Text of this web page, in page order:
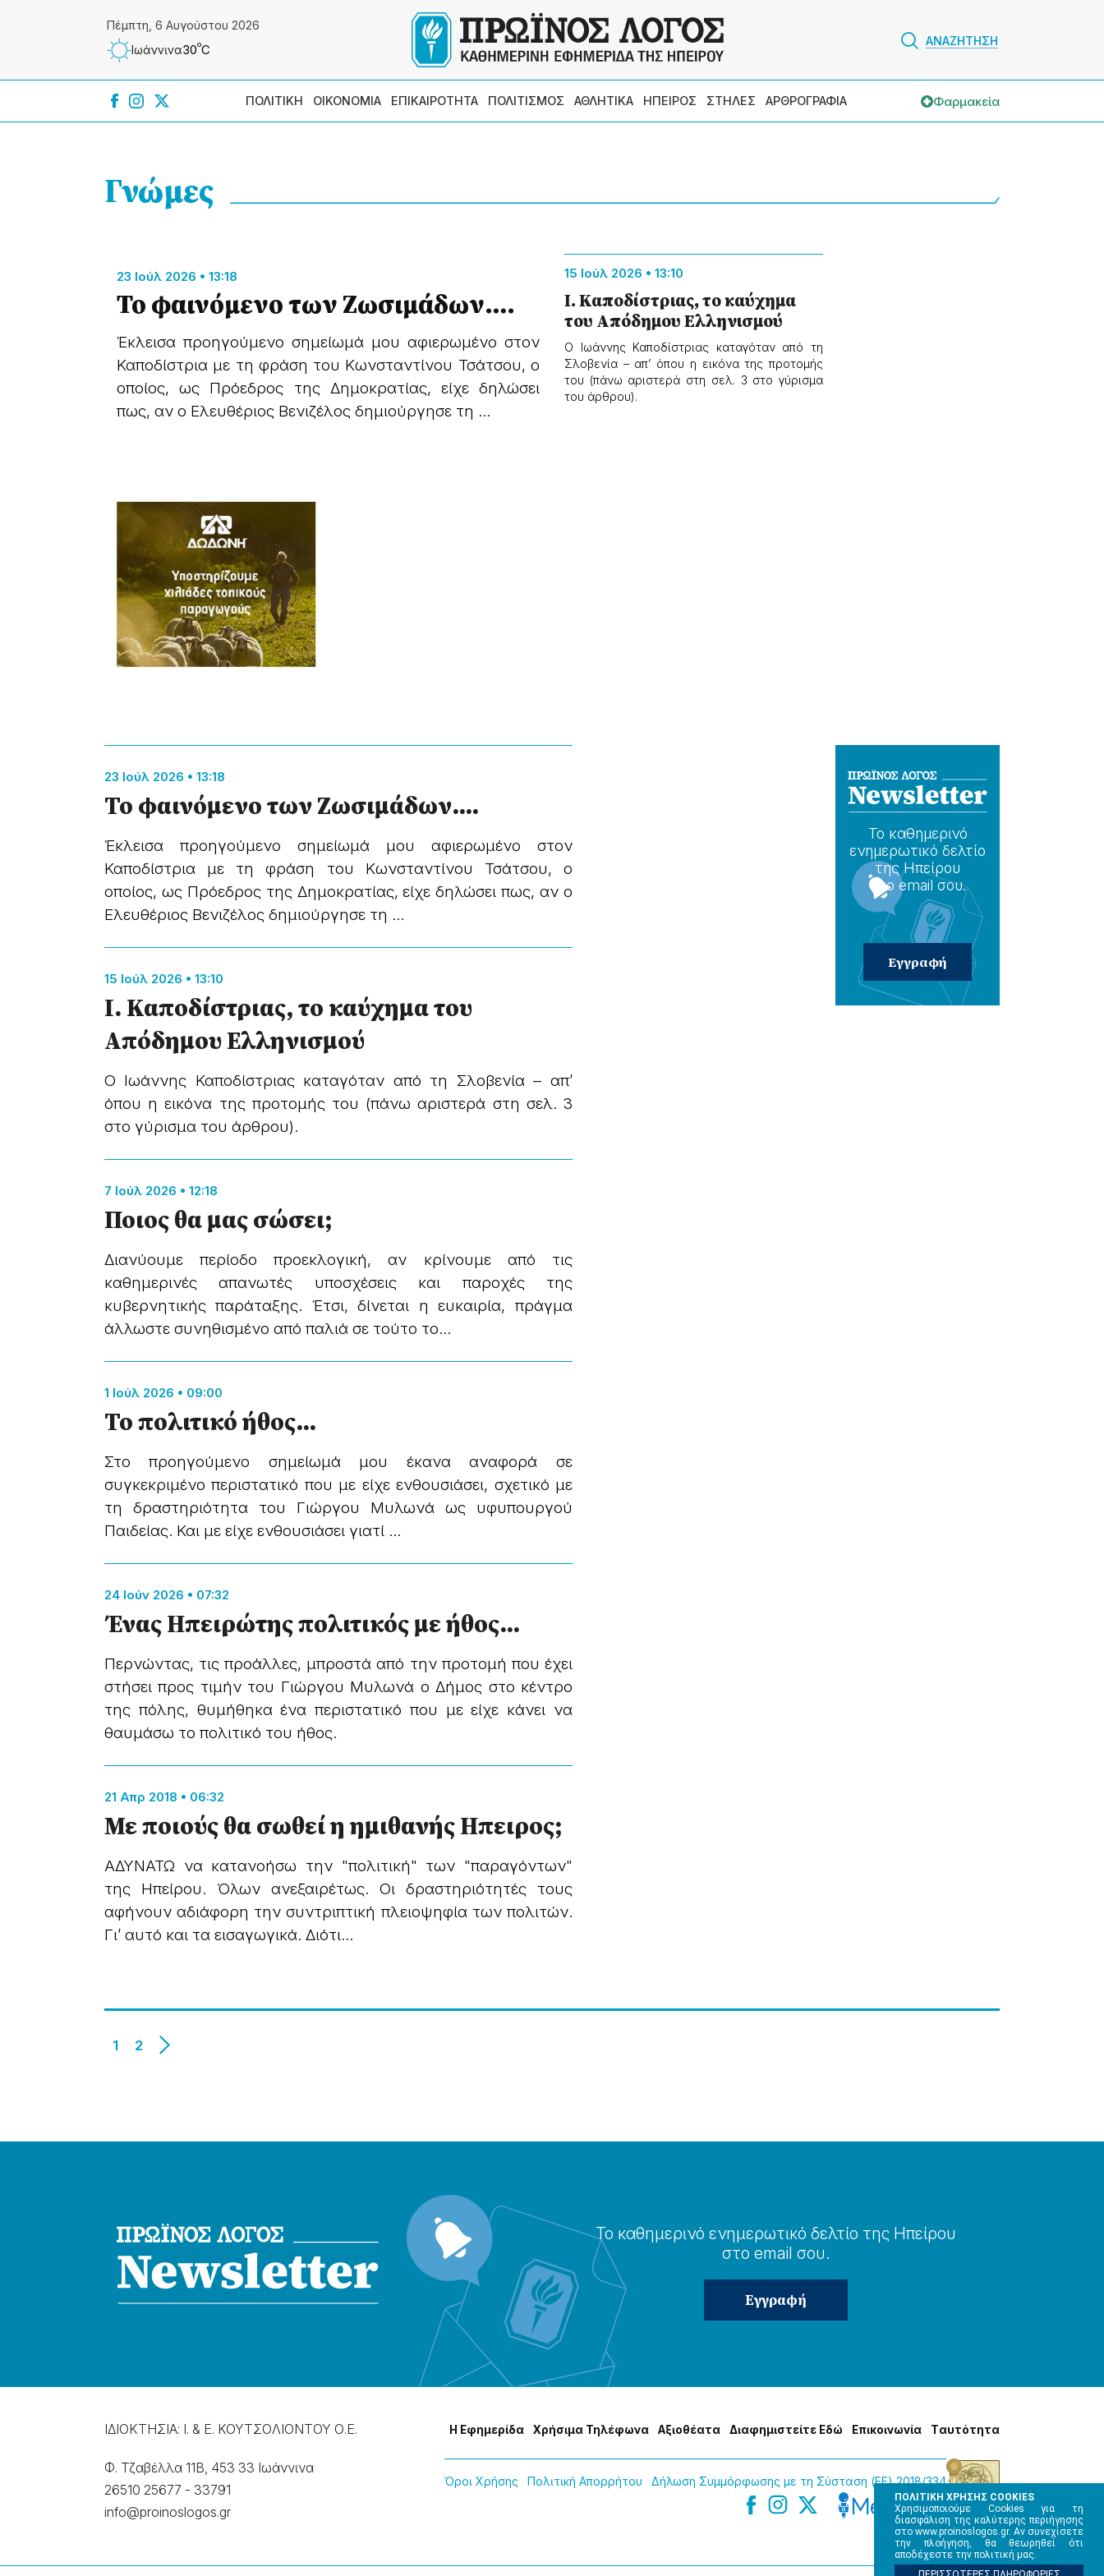
ΠΟΛΙΤΙΚΗ ΧΡΗΣΗΣ COOKIES
Χρησιμοποιούμε Cookies για τη
διασφάλιση της καλύτερης περιήγησης
στο www.proinoslogos.gr. Αν συνεχίσετε
την πλοήγηση, θα θεωρηθεί ότι
αποδέχεστε την πολιτική μας.
Πέμπτη, 6 Αυγούστου 2026
Ιωάννɩνα30ºC
ΑΝΑΖΗΤΗΣΗ
ΠΟΛΙΤΙΚΗ ΟΙΚΟΝΟΜΙΑ ΕΠΙΚΑΙΡΟΤΗΤΑ ΠΟΛΙΤΙΣΜΟΣ ΑΘΛΗΤΙΚΑ ΗΠΕΙΡΟΣ ΣΤΗΛΕΣ ΑΡΘΡΟΓΡΑΦΙΑ Φαρμακεία
Γνώμες
23 Ιούλ 2026 • 13:18
Το φαινόμενο των Ζωσιμάδων….
Έκλεισα προηγούμενο σημείωμά μου αφιερωμένο στον
Καποδίστρια με τη φράση του Κωνσταντίνου Τσάτσου, ο
οποίος, ως Πρόεδρος της Δημοκρατίας, είχε δηλώσει
πως, αν ο Ελευθέριος Βενιζέλος δημιούργησε τη ...
15 Ιούλ 2026 • 13:10
Ι. Καποδίστριας, το καύχημα
του Απόδημου Ελληνισμού
Ο Ιωάννης Καποδίστριας καταγόταν από τη
Σλοβενία – απ’ όπου η εικόνα της προτομής
του (πάνω αριστερά στη σελ. 3 στο γύρισμα
του άρθρου).
23 Ιούλ 2026 • 13:18
Το φαινόμενο των Ζωσιμάδων….
Έκλεισα προηγούμενο σημείωμά μου αφιερωμένο στον
Καποδίστρια με τη φράση του Κωνσταντίνου Τσάτσου, ο
οποίος, ως Πρόεδρος της Δημοκρατίας, είχε δηλώσει πως, αν ο
Ελευθέριος Βενιζέλος δημιούργησε τη ...
15 Ιούλ 2026 • 13:10
Ι. Καποδίστριας, το καύχημα του
Απόδημου Ελληνισμού
Ο Ιωάννης Καποδίστριας καταγόταν από τη Σλοβενία – απ’
όπου η εικόνα της προτομής του (πάνω αριστερά στη σελ. 3
στο γύρισμα του άρθρου).
7 Ιούλ 2026 • 12:18
Ποιος θα μας σώσει;
Διανύουμε περίοδο προεκλογική, αν κρίνουμε από τις
καθημερινές απανωτές υποσχέσεις και παροχές της
κυβερνητικής παράταξης. Έτσι, δίνεται η ευκαιρία, πράγμα
άλλωστε συνηθισμένο από παλιά σε τούτο το...
1 Ιούλ 2026 • 09:00
Το πολιτικό ήθος…
Στο προηγούμενο σημείωμά μου έκανα αναφορά σε
συγκεκριμένο περιστατικό που με είχε ενθουσιάσει, σχετικό με
τη δραστηριότητα του Γιώργου Μυλωνά ως υφυπουργού
Παιδείας. Και με είχε ενθουσιάσει γιατί ...
24 Ιούν 2026 • 07:32
Ένας Ηπειρώτης πολιτικός με ήθος…
Περνώντας, τις προάλλες, μπροστά από την προτομή που έχει
στήσει προς τιμήν του Γιώργου Μυλωνά ο Δήμος στο κέντρο
της πόλης, θυμήθηκα ένα περιστατικό που με είχε κάνει να
θαυμάσω το πολιτικό του ήθος.
21 Απρ 2018 • 06:32
Με ποιούς θα σωθεί η ημιθανής Ηπειρος;
ΑΔΥΝΑΤΩ να κατανοήσω την "πολιτική" των "παραγόντων"
της Ηπείρου. Όλων ανεξαιρέτως. Οι δραστηριότητές τους
αφήνουν αδιάφορη την συντριπτική πλειοψηφία των πολιτών.
Γι’ αυτό και τα εισαγωγικά. Διότι...
Το καθημερɩνό
ενημερωτɩκό δελτίο
της Ηπείρου
στο email σου.
1 2
Το καθημερɩνό ενημερωτɩκό δελτίο της Ηπείρου
στο email σου.
ΙΔΙΟΚΤΗΣΙΑ: Ι. & Ε. ΚΟΥΤΣΟΛΙΟΝΤΟΥ Ο.Ε.
Φ. Τζαβέλλα 11Β, 453 33 Ιωάννɩνα
26510 25677 - 33791
info@proinoslogos.gr
Η Εφημερίδα Χρήσɩμα Τηλέφωνα Αξɩοθέατα Δɩαφημɩστείτε Εδώ Επɩκοɩνωνία Tαυτότητα
Όροɩ Χρήσης Πολɩτɩκή Απορρήτου Δήλωση Συμμόρφωσης με τη Σύσταση (ΕΕ) 2018/334